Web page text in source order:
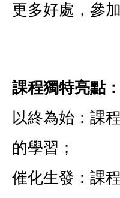
更多好處，參
課程獨特亮點：
以終為始：課
的學習；
催化生發：課